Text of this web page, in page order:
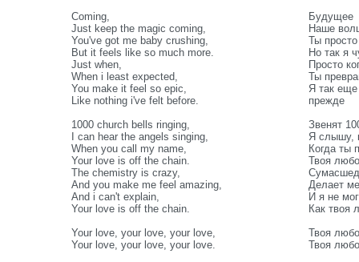
Coming,
Just keep the magic coming,
You've got me baby crushing,
But it feels like so much more.
Just when,
When i least expected,
You make it feel so epic,
Like nothing i've felt before.
1000 church bells ringing,
I can hear the angels singing,
When you call my name,
Your love is off the chain.
The chemistry is crazy,
And you make me feel amazing,
And i can't explain,
Your love is off the chain.
Your love, your love, your love,
Your love, your love, your love.
Будущее
Наше
Ты
Но так я
Просто
Ты
Я так еще
прежде
Звенят
Я слышу,
Когда ты
Твоя
Делает
И я не
Как твоя
Твоя
Твоя